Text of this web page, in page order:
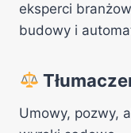
eksperci
budowy i
Umowy, pozwy,